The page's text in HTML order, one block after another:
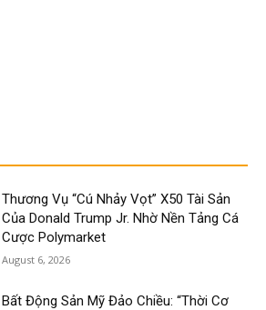
Thương Vụ “Cú Nhảy Vọt” X50 Tài Sản
Của Donald Trump Jr. Nhờ Nền Tảng Cá
Cược Polymarket
August 6, 2026
Bất Động Sản Mỹ Đảo Chiều: “Thời Cơ